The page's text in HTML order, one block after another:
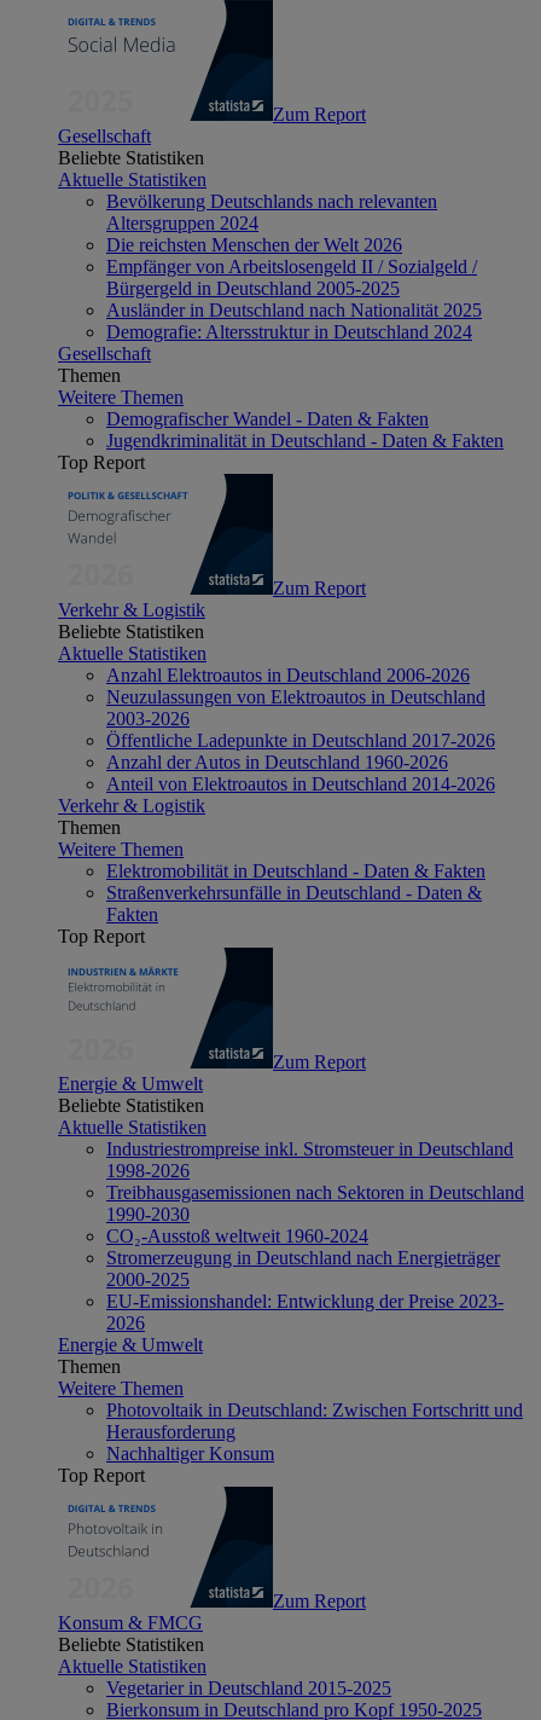
Zum Report
Gesellschaft
Beliebte Statistiken
Aktuelle Statistiken
Bevölkerung Deutschlands nach relevanten
Altersgruppen 2024
Die reichsten Menschen der Welt 2026
Empfänger von Arbeitslosengeld II / Sozialgeld /
Bürgergeld in Deutschland 2005-2025
Ausländer in Deutschland nach Nationalität 2025
Demografie: Altersstruktur in Deutschland 2024
Gesellschaft
Themen
Weitere Themen
Demografischer Wandel - Daten & Fakten
Jugendkriminalität in Deutschland - Daten & Fakten
Top Report
Zum Report
Verkehr & Logistik
Beliebte Statistiken
Aktuelle Statistiken
Anzahl Elektroautos in Deutschland 2006-2026
Neuzulassungen von Elektroautos in Deutschland
2003-2026
Öffentliche Ladepunkte in Deutschland 2017-2026
Anzahl der Autos in Deutschland 1960-2026
Anteil von Elektroautos in Deutschland 2014-2026
Verkehr & Logistik
Themen
Weitere Themen
Elektromobilität in Deutschland - Daten & Fakten
Straßenverkehrsunfälle in Deutschland - Daten &
Fakten
Top Report
Zum Report
Energie & Umwelt
Beliebte Statistiken
Aktuelle Statistiken
Industriestrompreise inkl. Stromsteuer in Deutschland
1998-2026
Treibhausgasemissionen nach Sektoren in Deutschland
1990-2030
CO₂-Ausstoß weltweit 1960-2024
Stromerzeugung in Deutschland nach Energieträger
2000-2025
EU-Emissionshandel: Entwicklung der Preise 2023-
2026
Energie & Umwelt
Themen
Weitere Themen
Photovoltaik in Deutschland: Zwischen Fortschritt und
Herausforderung
Nachhaltiger Konsum
Top Report
Zum Report
Konsum & FMCG
Beliebte Statistiken
Aktuelle Statistiken
Vegetarier in Deutschland 2015-2025
Bierkonsum in Deutschland pro Kopf 1950-2025